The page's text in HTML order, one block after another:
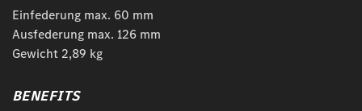
Einfederung max. 60 mm
Ausfederung max. 126 mm
Gewicht 2,89 kg
BENEFITS